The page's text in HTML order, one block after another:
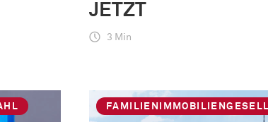
JETZT
3 Min